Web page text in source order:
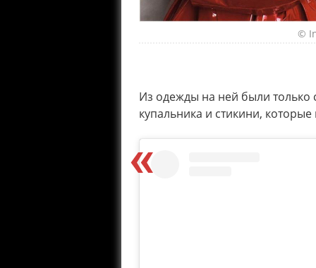
©
Из одежды на ней были только
купальника и стикини,